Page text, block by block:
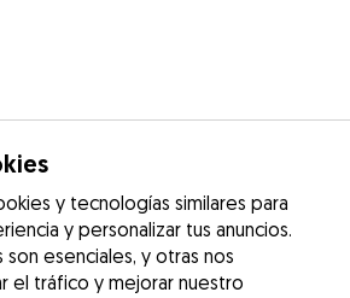
y tecnologías similares para
y personalizar tus anuncios.
son esenciales, y otras nos
el tráfico y mejorar nuestro